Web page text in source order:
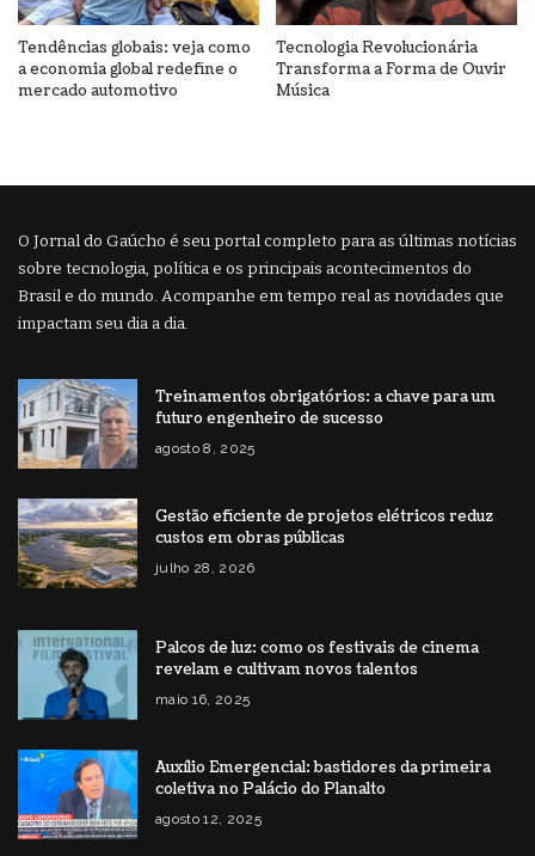
Tendências globais: veja como
a economia global redefine o
mercado automotivo
Tecnologia Revolucionária
Transforma a Forma de Ouvir
Música
O Jornal do Gaúcho é seu portal completo para as últimas notícias
sobre tecnologia, política e os principais acontecimentos do
Brasil e do mundo. Acompanhe em tempo real as novidades que
impactam seu dia a dia.
Treinamentos obrigatórios: a chave para um
futuro engenheiro de sucesso
agosto 8, 2025
Gestão eficiente de projetos elétricos reduz
custos em obras públicas
julho 28, 2026
Palcos de luz: como os festivais de cinema
revelam e cultivam novos talentos
maio 16, 2025
Auxílio Emergencial: bastidores da primeira
coletiva no Palácio do Planalto
agosto 12, 2025